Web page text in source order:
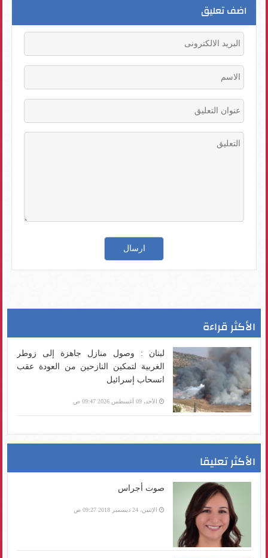
اضف تعليق
الأكثر قراءة
لبنان : وصول منازل جاهزة إلى زوطر
الغربية لتمكين النازحين من العودة عقب
انسحاب إسرائيل
الأحد، 09 أغسطس 2026 09:47 ص
الأكثر تعليقا
صوت أجراس
الإثنين، 24 ديسمبر 2018 09:27 ص